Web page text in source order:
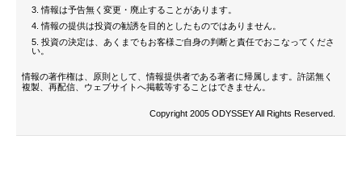
情報は予告無く変更・廃止することがあります。
情報の提供は投資の勧誘を目的としたものではありません。
投資の決定は、あくまでもお客様ご自身の判断と責任でおこなってくださ
い。
情報の著作権は、原則として、情報提供者である著者に帰属します。許諾無く
複製、再配信、ウェブサイトへ掲載等することはできません。
Copyright 2005 ODYSSEY All Rights Reserved.